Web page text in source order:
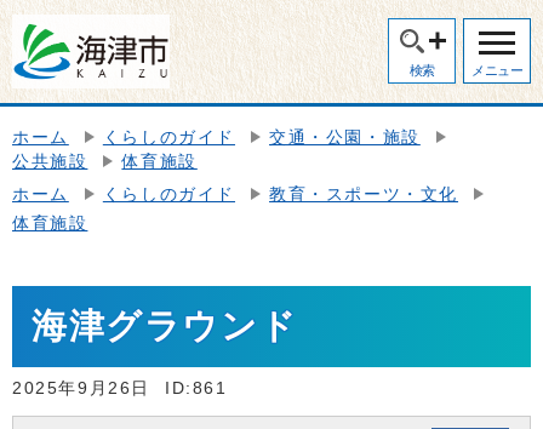
検索 メニュー
ホーム くらしのガイド
交通・公園・施設
公共施設
体育施設
ホーム
くらしのガイド
教育・スポーツ・文化
体育施設
海津グラウンド
2025年9月26日 ID:861